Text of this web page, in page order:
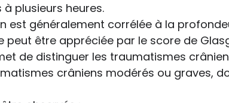
plusieurs heures.
est généralement corrélée à la
peut être appréciée par le score de
de distinguer les traumatismes
crâniens modérés ou graves,